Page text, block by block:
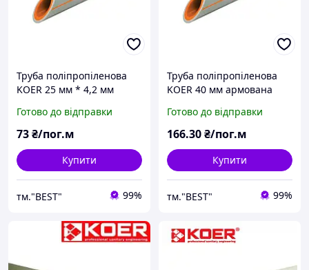
Труба поліпропіленова
KOER 25 мм * 4,2 мм
опалення
Готово до відправки
73₴/пог.м
Купити
тм."BEST" 99%
Труба поліпропіленова
KOER 40 мм армована
Готово до відправки
166.30₴/пог.м
Купити
тм."BEST" 99%